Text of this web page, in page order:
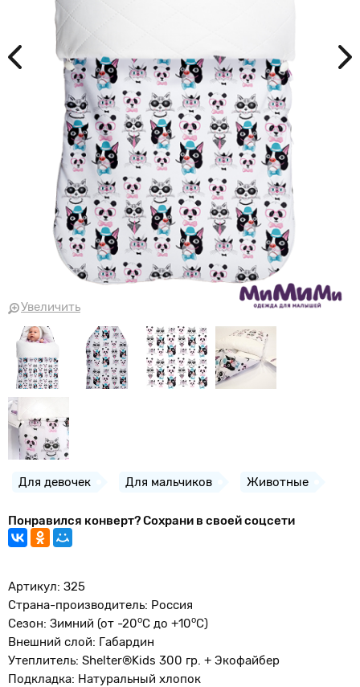
Увеличить
Для девочек Для мальчиков Животные
Понравился конверт? Сохрани в своей соцсети
Артикул: З25
Страна-производитель: Россия
Сезон: Зимний (от -20оС до +10oС)
Внешний слой: Габардин
Утеплитель: Shelter®Kids 300 гр. + Экофайбер
Подкладка: Натуральный хлопок